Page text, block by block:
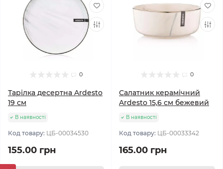
0
Тарілка десертна Ardesto
19 см
В наявності
Код товару: ЦБ-00034530
155.00 грн
0
Салатник керамічний
Ardesto 15,6 см бежевий
В наявності
Код товару: ЦБ-00033342
165.00 грн